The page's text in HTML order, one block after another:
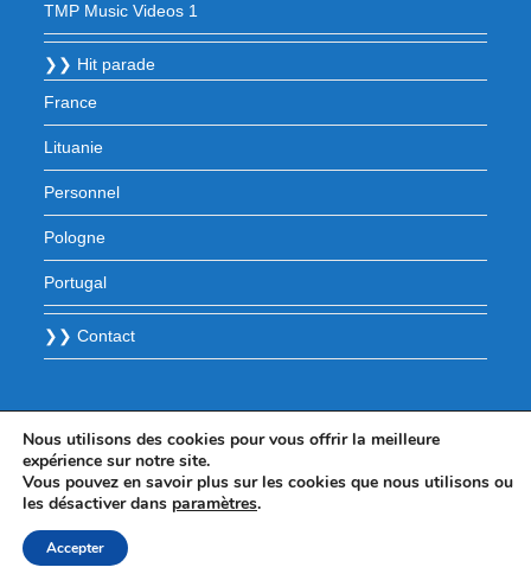
TMP Music Videos 1
❯❯ Hit parade
France
Lituanie
Personnel
Pologne
Portugal
❯❯ Contact
Nous utilisons des cookies pour vous offrir la meilleure
expérience sur notre site.
Vous pouvez en savoir plus sur les cookies que nous utilisons ou
les désactiver dans paramètres.
Accepter